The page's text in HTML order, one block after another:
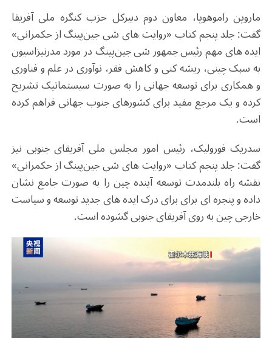
ماروپن راموهوپا، معاون دوم دبیرکل حزب کنگره ملی آفریقا
گفت: جلد پنجم کتاب «روایت های شی جین‌پینگ از حکمرانی»
ایده های مهم رئیس جمهور شی جین‌پینگ در مورد مدرنیزاسیون
به سبک چینی، ریشه کنی و کاهش فقر، نوآوری در علم و فناوری
و همکاری برای توسعه جهانی را به صورت سیستماتیک تشریح
کرده و یک مرجع مفید برای کشورهای جنوب جهانی فراهم کرده
است.
سدریک فورولیک، رئیس امور مجلس ملی آفریقای جنوبی نیز
گفت: جلد پنجم کتاب «روایت های شی جین‌پینگ از حکمرانی»
نقشه راه بلندمدت توسعه آینده چین را به صورت جامع نشان
داده و پنجره ای برای برای درک ایده های جدید توسعه و سیاست
خارجی چین به روی آفریقای جنوبی گشوده است.